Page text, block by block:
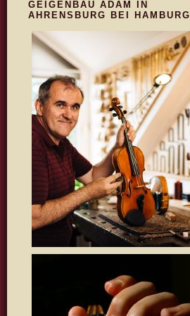
GEIGENBAU ADAM IN
AHRENSBURG BEI HAMBURG